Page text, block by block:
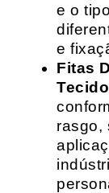
e o
e
Fitas
rasgo,